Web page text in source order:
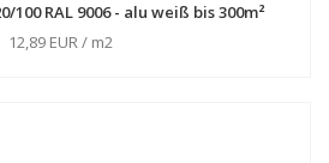
100 RAL 9006 - alu weiß bis 300m²
12,89 EUR / m2